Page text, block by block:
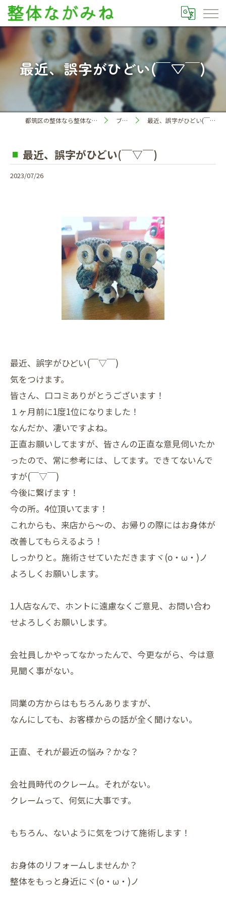
最近、誤字がひどい(￣▽￣)
都筑区の整体なら整体ながみね ブログ 最近、誤字がひどい(￣▽￣)
最近、誤字がひどい(￣▽￣)
2023/07/26
最近、誤字がひどい(￣▽￣)
気をつけます。
皆さん、口コミありがとうございます！
１ヶ月前に1度1位になりました！
なんだか、凄いですよね。
正直お願いしてますが、皆さんの正直な意見伺いたか
ったので、常に参考には、してます。できてないんで
すが(￣▽￣)
今後に繋げます！
今の所。4位頂いてます！
これからも、来店から～の、お帰りの際にはお身体が
改善してもらえるよう！
しっかりと。施術させていただきますヾ(o・ω・)ノ
よろしくお願いします。
1人店なんで、ホントに遠慮なくご意見、お問い合わ
せよろしくお願いします。
会社員しかやってなかったんで、今更ながら、今は意
見聞く事がない。
同業の方からはもちろんありますが、
なんにしても、お客様からの話が全く聞けない。
正直、それが最近の悩み？かな？
会社員時代のクレーム。それがない。
クレームって、何気に大事です。
もちろん、ないように気をつけて施術します！
お身体のリフォームしませんか？
整体をもっと身近にヾ(o・ω・)ノ